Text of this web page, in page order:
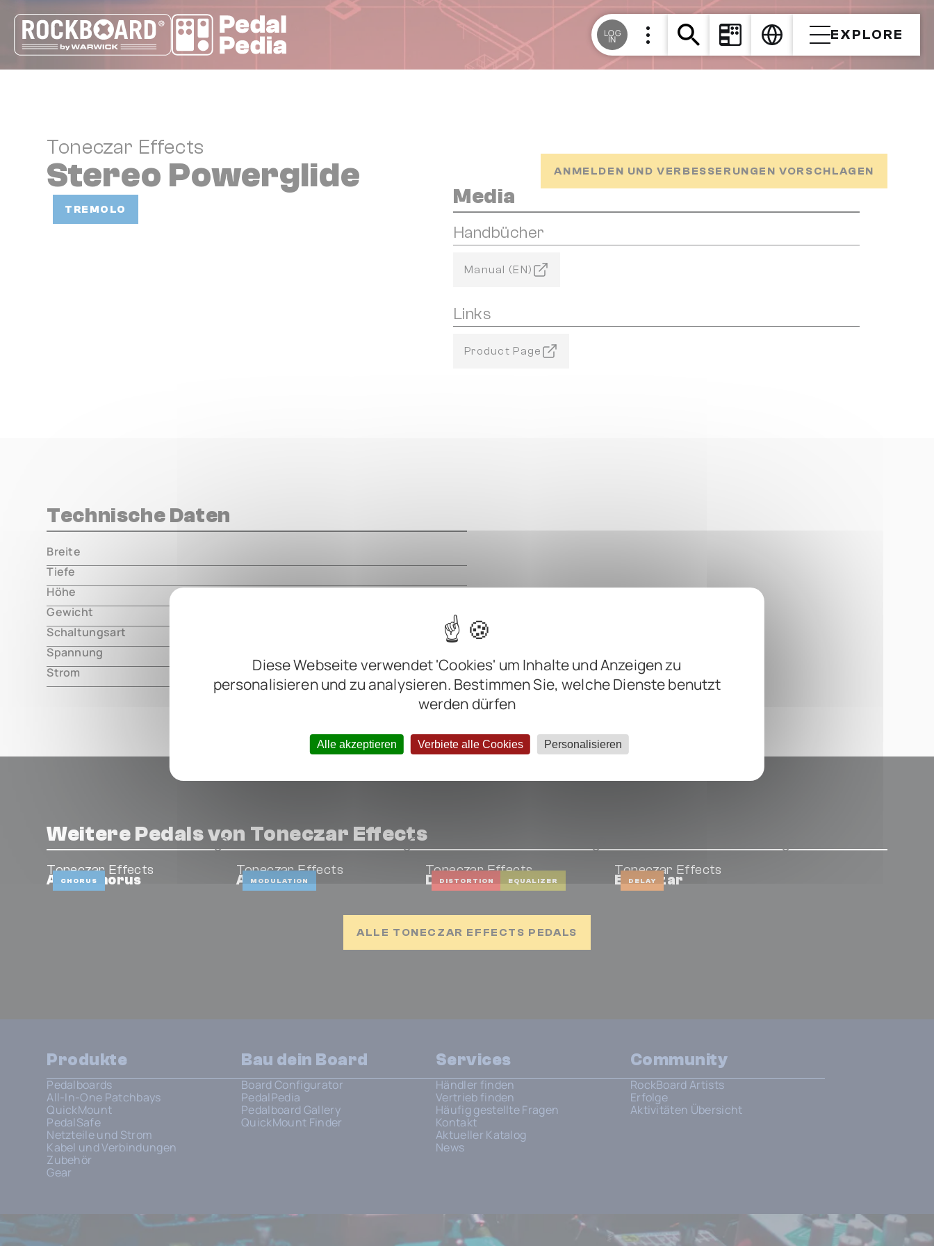
Diese Webseite verwendet 'Cookies' um Inhalte und Anzeigen zu
personalisieren und zu analysieren. Bestimmen Sie, welche Dienste benutzt
werden dürfen
Alle akzeptieren Verbiete alle Cookies Personalisieren
LOG
IN EXPLORE
Toneczar Effects
Stereo Powerglide ANMELDEN UND VERBESSERUNGEN VORSCHLAGEN
TREMOLO
Media
Handbücher
Manual (EN)
Links
Product Page
Technische Daten
Breite
Tiefe
Höhe
000.00 mm
Gewicht
Schaltungsart
Spannung
Strom
80mA
Weitere Pedals von Toneczar Effects
CHORUS
Toneczar Effects
Angel Chorus MODULATION
Toneczar Effects
Angelbaby DISTORTION EQUALIZER
Toneczar Effects
Dove DELAY
Toneczar Effects
Echoczar
ALLE TONECZAR EFFECTS PEDALS
Produkte
Pedalboards
All-In-One Patchbays
QuickMount
PedalSafe
Netzteile und Strom
Kabel und Verbindungen
Zubehör
Gear
Bau dein Board
Board Configurator
PedalPedia
Pedalboard Gallery
QuickMount Finder
Services
Händler finden
Vertrieb finden
Häufig gestellte Fragen
Kontakt
Aktueller Katalog
News
Community
RockBoard Artists
Erfolge
Aktivitäten Übersicht